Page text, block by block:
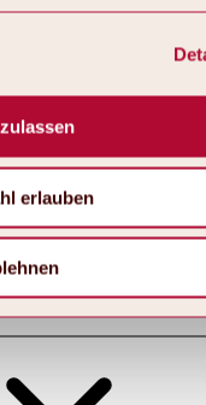
erlauben
| Skigebiete
Hochoetz